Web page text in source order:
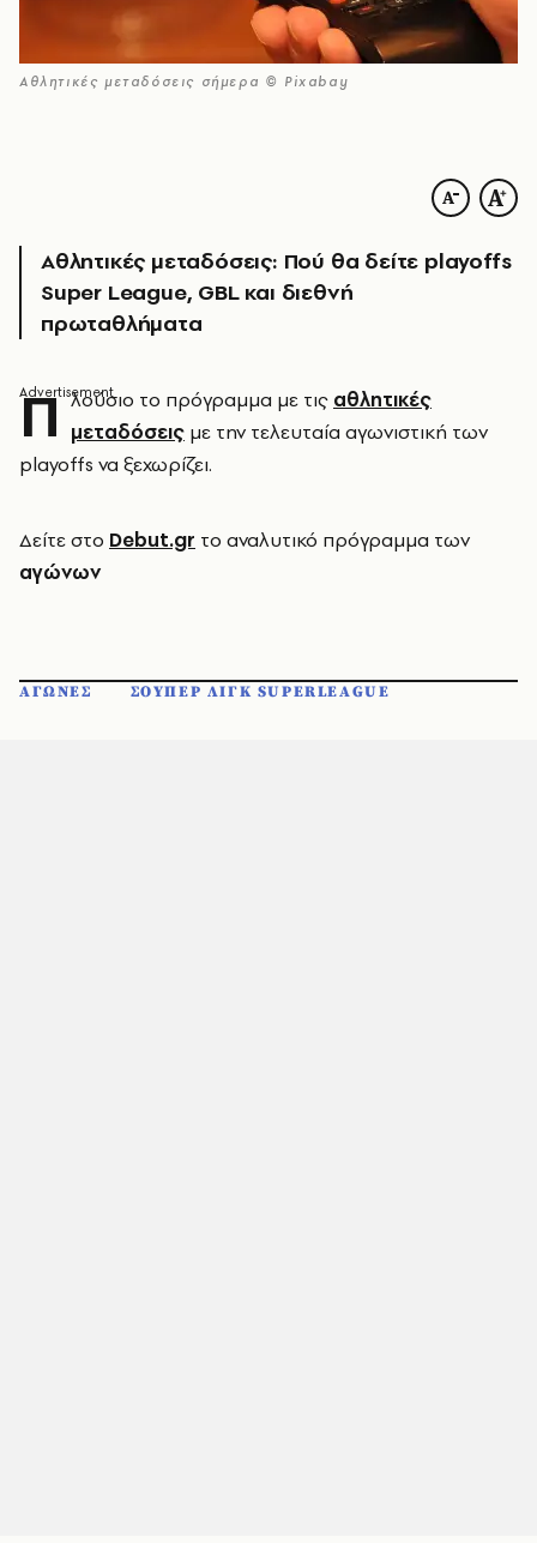
Αθλητικές μεταδόσεις σήμερα © Pixabay
Αθλητικές μεταδόσεις: Πού θα δείτε playoffs
Super League, GBL και διεθνή
πρωταθλήματα
Π λούσιο το πρόγραμμα με τις αθλητικές
μεταδόσεις με την τελευταία αγωνιστική των
playoffs να ξεχωρίζει.
Δείτε στο Debut.gr το αναλυτικό πρόγραμμα των
αγώνων
ΑΓΩΝΕΣ ΣΟΥΠΕΡ ΛΙΓΚ SUPERLEAGUE